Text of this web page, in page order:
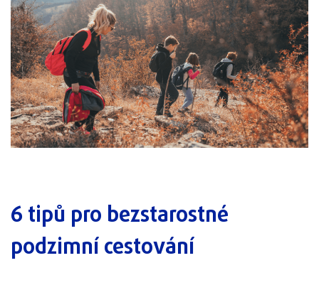
6 tipů pro bezstarostné
podzimní cestování